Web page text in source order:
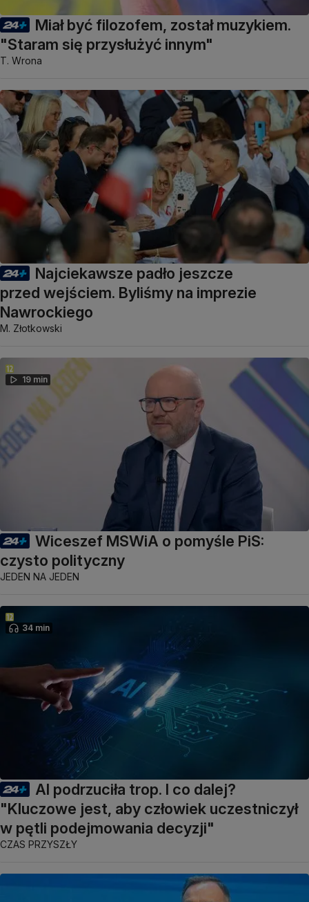
Miał być filozofem, został muzykiem.
"Staram się przysłużyć innym"
T. Wrona
Najciekawsze padło jeszcze
przed wejściem. Byliśmy na imprezie
Nawrockiego
M. Złotkowski
19 min
Wiceszef MSWiA o pomyśle PiS:
czysto polityczny
JEDEN NA JEDEN
34 min
AI podrzuciła trop. I co dalej?
"Kluczowe jest, aby człowiek uczestniczył
w pętli podejmowania decyzji"
CZAS PRZYSZŁY